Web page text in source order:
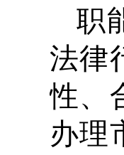
职
法律
性、
办理